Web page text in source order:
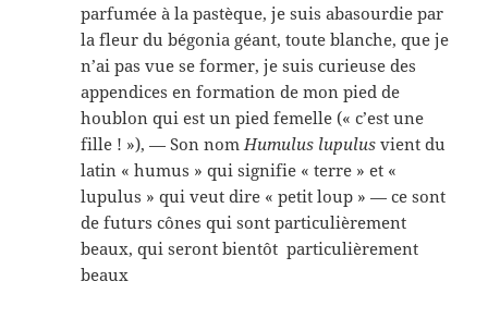
parfumée à la pastèque, je suis abasourdie par
la fleur du bégonia géant, toute blanche, que je
n’ai pas vue se former, je suis curieuse des
appendices en formation de mon pied de
houblon qui est un pied femelle (« c’est une
fille ! »), — Son nomHumulus lupulus vient du
latin « humus » qui signifie « terre » et «
lupulus » qui veut dire « petit loup » — ce sont
de futurs cônes qui sont particulièrement
beaux, qui seront bientôt particulièrement
beaux